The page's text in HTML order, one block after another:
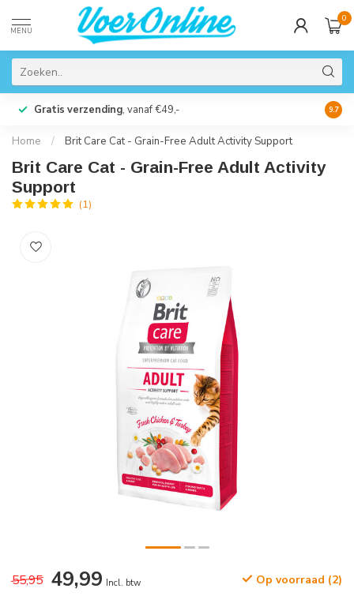
MENU
0
Gratis verzending, vanaf €49,- 9.7
Home / Brit Care Cat - Grain-Free Adult Activity Support
Brit Care Cat - Grain-Free Adult Activity
Support
(1)
55,95 49,99 Incl. btw Op voorraad (2)